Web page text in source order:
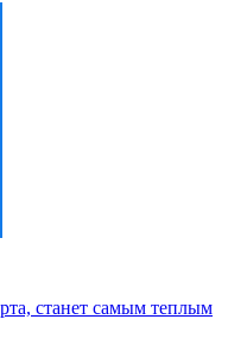
станет самым теплым